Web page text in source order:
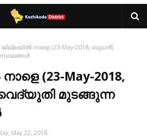
ജില്ലയിൽ നാളെ (23-May-2018, ബുധൻ)
(23-May-2018,
മുടങ്ങുന്ന
May 22, 2018